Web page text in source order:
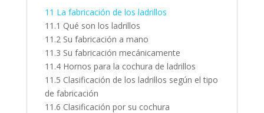
11 La fabricación de los ladrillos
11.1 Qué son los ladrillos
11.2 Su fabricación a mano
11.3 Su fabricación mecánicamente
11.4 Hornos para la cochura de ladrillos
11.5 Clasificación de los ladrillos según el tipo
de fabricación
11.6 Clasificación por su cochura